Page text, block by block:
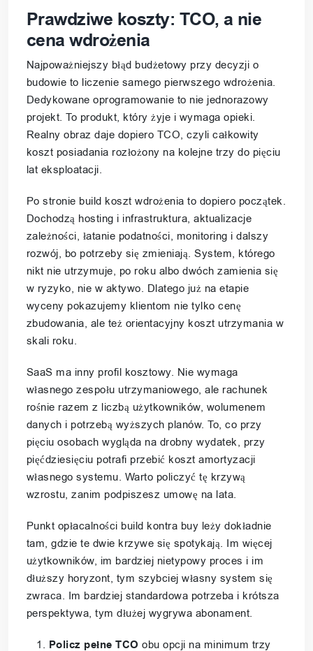
Prawdziwe koszty: TCO, a nie
cena wdrożenia
Najpoważniejszy błąd budżetowy przy decyzji o
budowie to liczenie samego pierwszego wdrożenia.
Dedykowane oprogramowanie to nie jednorazowy
projekt. To produkt, który żyje i wymaga opieki.
Realny obraz daje dopiero TCO, czyli całkowity
koszt posiadania rozłożony na kolejne trzy do pięciu
lat eksploatacji.
Po stronie build koszt wdrożenia to dopiero początek.
Dochodzą hosting i infrastruktura, aktualizacje
zależności, łatanie podatności, monitoring i dalszy
rozwój, bo potrzeby się zmieniają. System, którego
nikt nie utrzymuje, po roku albo dwóch zamienia się
w ryzyko, nie w aktywo. Dlatego już na etapie
wyceny pokazujemy klientom nie tylko cenę
zbudowania, ale też orientacyjny koszt utrzymania w
skali roku.
SaaS ma inny profil kosztowy. Nie wymaga
własnego zespołu utrzymaniowego, ale rachunek
rośnie razem z liczbą użytkowników, wolumenem
danych i potrzebą wyższych planów. To, co przy
pięciu osobach wygląda na drobny wydatek, przy
pięćdziesięciu potrafi przebić koszt amortyzacji
własnego systemu. Warto policzyć tę krzywą
wzrostu, zanim podpiszesz umowę na lata.
Punkt opłacalności build kontra buy leży dokładnie
tam, gdzie te dwie krzywe się spotykają. Im więcej
użytkowników, im bardziej nietypowy proces i im
dłuższy horyzont, tym szybciej własny system się
zwraca. Im bardziej standardowa potrzeba i krótsza
perspektywa, tym dłużej wygrywa abonament.
Policz pełne TCO obu opcji na minimum trzy